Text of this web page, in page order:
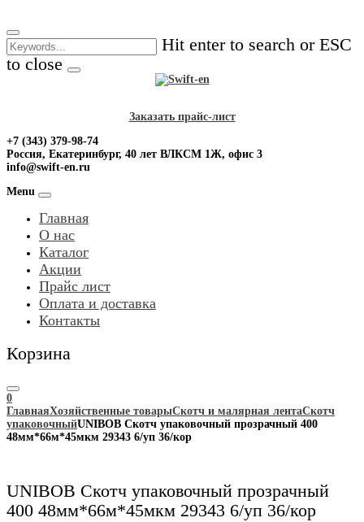
to
content
Hit enter to search or ESC
to close
Заказать прайс-лист
+7 (343) 379-98-74
Россия, Екатеринбург, 40 лет ВЛКСМ 1Ж, офис 3
info@swift-en.ru
Menu
Главная
О нас
Каталог
Акции
Прайс лист
Оплата и доставка
Контакты
Корзина
0
ГлавнаяХозяйственные товарыСкотч и малярная лентаСкотч
упаковочныйUNIBOB Скотч упаковочный прозрачный 400
48мм*66м*45мкм 29343 6/уп 36/кор
UNIBOB Скотч упаковочный прозрачный
400 48мм*66м*45мкм 29343 6/уп 36/кор